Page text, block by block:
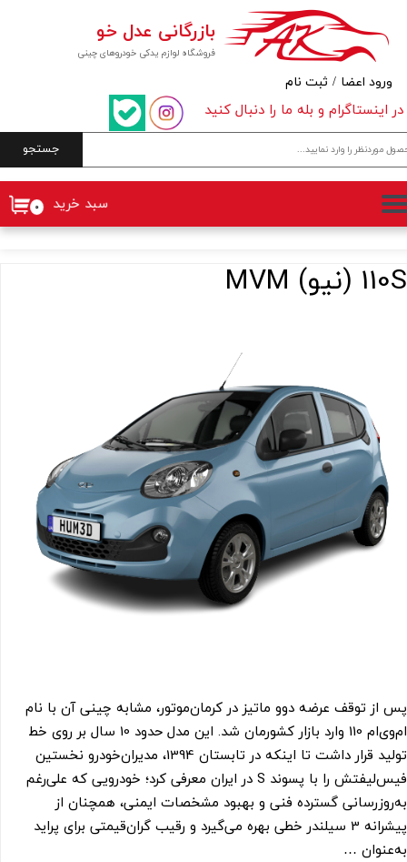
فروشگاه لوازم یدکی خودروهای چینی
بازرگانی عدل خو
جستجو
۰ سبد خرید
در اینستاگرام و بله ما را دنبال کنید
ورود اعضا / ثبت نام
حساب کاربری من
تغییر گذر واژه
سفارشات
خروج از حساب کاربری
110S (نیو) MVM
پس از توقف عرضه دوو ماتیز در کرمان‌موتور، مشابه چینی آن با نام
ام‌وی‌ام 110 وارد بازار کشورمان شد. این مدل حدود 10 سال بر روی خط
تولید قرار داشت تا اینکه در تابستان 1394، مدیران‌خودرو نخستین
فیس‌لیفتش را با پسوند S در ایران معرفی کرد؛ خودرویی که علی‌رغم
به‌روزرسانی گسترده فنی و بهبود مشخصات ایمنی، همچنان از
پیشرانه 3 سیلندر خطی بهره می‌گیرد و رقیب گران‌قیمتی برای پراید
به‌عنوان …